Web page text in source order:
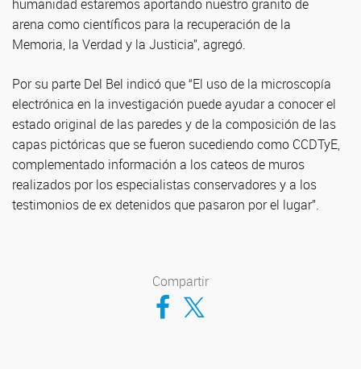
humanidad estaremos aportando nuestro granito de
arena como científicos para la recuperación de la
Memoria, la Verdad y la Justicia”, agregó.
Por su parte Del Bel indicó que “El uso de la microscopía
electrónica en la investigación puede ayudar a conocer el
estado original de las paredes y de la composición de las
capas pictóricas que se fueron sucediendo como CCDTyE,
complementado información a los cateos de muros
realizados por los especialistas conservadores y a los
testimonios de ex detenidos que pasaron por el lugar”.
Compartir
Compartir en Facebook
Compartir en Twitter